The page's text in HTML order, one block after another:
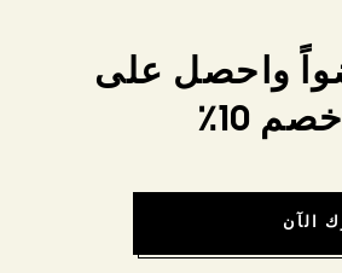
واحصل على
خصم 10٪
الآن